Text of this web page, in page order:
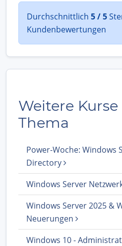
Durchschnittlich 5 / 5
Kundenbewertungen
Weitere
Thema
Power-Woche: Windows
Directory
Windows Server
Windows Server 2025 &
Neuerungen
Windows 10 -